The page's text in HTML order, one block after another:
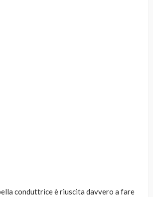
conduttrice è riuscita davvero a fare